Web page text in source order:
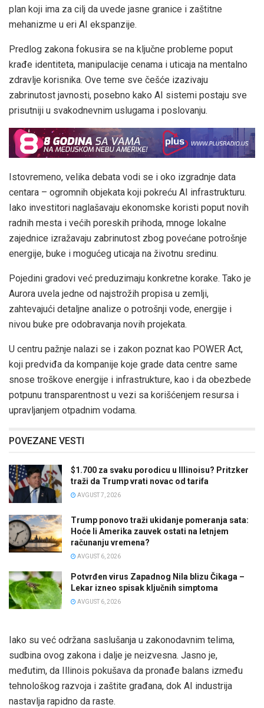
plan koji ima za cilj da uvede jasne granice i zaštitne
mehanizme u eri AI ekspanzije.
Predlog zakona fokusira se na ključne probleme poput
krađe identiteta, manipulacije cenama i uticaja na mentalno
zdravlje korisnika. Ove teme sve češće izazivaju
zabrinutost javnosti, posebno kako AI sistemi postaju sve
prisutniji u svakodnevnim uslugama i poslovanju.
Istovremeno, velika debata vodi se i oko izgradnje data
centara – ogromnih objekata koji pokreću AI infrastrukturu.
Iako investitori naglašavaju ekonomske koristi poput novih
radnih mesta i većih poreskih prihoda, mnoge lokalne
zajednice izražavaju zabrinutost zbog povećane potrošnje
energije, buke i mogućeg uticaja na životnu sredinu.
Pojedini gradovi već preduzimaju konkretne korake. Tako je
Aurora uvela jedne od najstrožih propisa u zemlji,
zahtevajući detaljne analize o potrošnji vode, energije i
nivou buke pre odobravanja novih projekata.
U centru pažnje nalazi se i zakon poznat kao POWER Act,
koji predviđa da kompanije koje grade data centre same
snose troškove energije i infrastrukture, kao i da obezbede
potpunu transparentnost u vezi sa korišćenjem resursa i
upravljanjem otpadnim vodama.
POVEZANE VESTI
$1.700 za svaku porodicu u Illinoisu? Pritzker
traži da Trump vrati novac od tarifa
AVGUST 7, 2026
Trump ponovo traži ukidanje pomeranja sata:
Hoće li Amerika zauvek ostati na letnjem
računanju vremena?
AVGUST 6, 2026
Potvrđen virus Zapadnog Nila blizu Čikaga –
Lekar izneo spisak ključnih simptoma
AVGUST 6, 2026
Iako su već održana saslušanja u zakonodavnim telima,
sudbina ovog zakona i dalje je neizvesna. Jasno je,
međutim, da Illinois pokušava da pronađe balans između
tehnološkog razvoja i zaštite građana, dok AI industrija
nastavlja rapidno da raste.